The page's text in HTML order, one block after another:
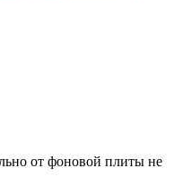
от фоновой плиты не